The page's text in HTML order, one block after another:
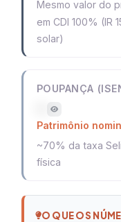
Mesmo valor do
em CDI 100% (IR
solar)
POUPANÇA
Patrimônio
~70% da taxa
física
O QUE OS